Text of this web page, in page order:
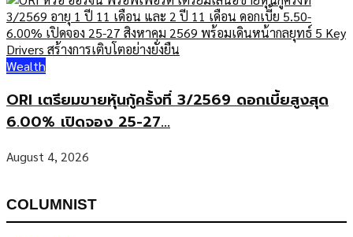
Wealth
ORI เตรียมขายหุ้นกู้ครั้งที่ 3/2569 ดอกเบี้ยสูงสุด
6.00% เปิดจอง 25-27...
August 4, 2026
COLUMNIST